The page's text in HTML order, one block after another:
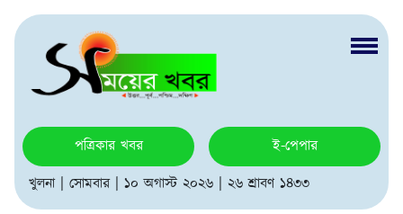
পত্রিকার খবর
ই-পেপার
খুলনা | সোমবার | ১০ অগাস্ট ২০২৬ | ২৬ শ্রাবণ ১৪৩৩